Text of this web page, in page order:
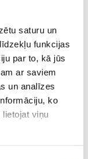
saturu un
funkcijas
par to, kā jūs
ar saviem
un analīzes
ko
viņu